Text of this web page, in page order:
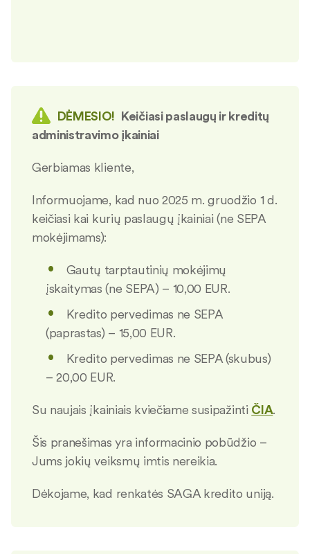
DĖMESIO! Keičiasi paslaugų ir kreditų
administravimo įkainiai
Gerbiamas kliente,
Informuojame, kad nuo 2025 m. gruodžio 1 d.
keičiasi kai kurių paslaugų įkainiai (ne SEPA
mokėjimams):
Gautų tarptautinių mokėjimų
įskaitymas (ne SEPA) – 10,00 EUR.
Kredito pervedimas ne SEPA
(paprastas) – 15,00 EUR.
Kredito pervedimas ne SEPA (skubus)
– 20,00 EUR.
Su naujais įkainiais kviečiame susipažinti ČIA.
Šis pranešimas yra informacinio pobūdžio –
Jums jokių veiksmų imtis nereikia.
Dėkojame, kad renkatės SAGA kredito uniją.